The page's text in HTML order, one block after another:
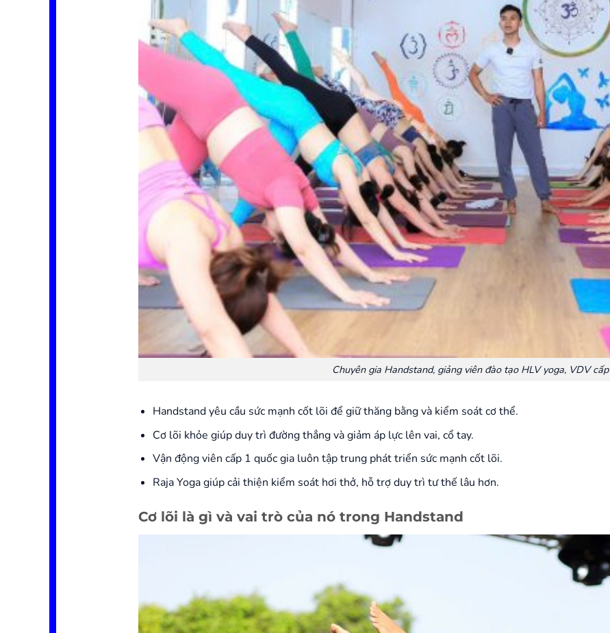
Chuyên gia Handstand, giảng viên đào tạo HLV yoga, VDV
Handstand yêu cầu sức mạnh cốt lõi để giữ thăng bằng và kiểm soát cơ thể.
Cơ lõi khỏe giúp duy trì đường thẳng và giảm áp lực lên vai, cổ tay.
Vận động viên cấp 1 quốc gia luôn tập trung phát triển sức mạnh cốt lõi.
Raja Yoga giúp cải thiện kiểm soát hơi thở, hỗ trợ duy trì tư thế lâu hơn.
Cơ lõi là gì và vai trò của nó trong Handstand